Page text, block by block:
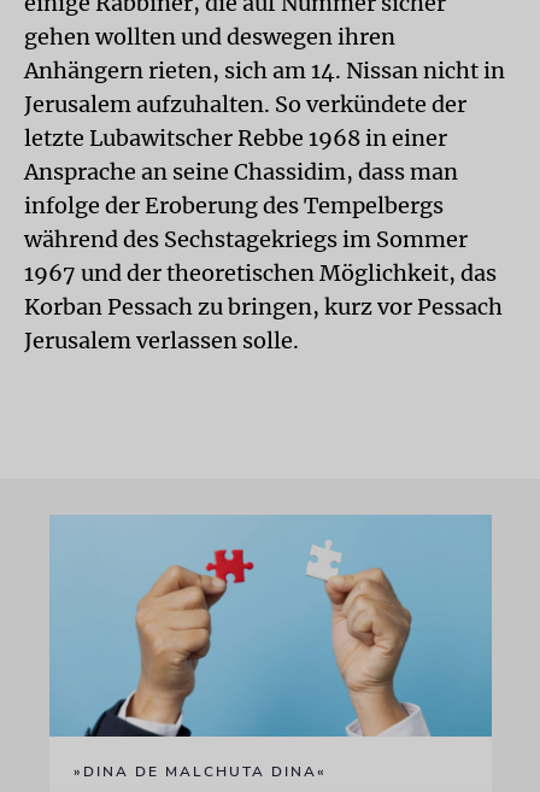
gehen wollten und deswegen ihren
Anhängern rieten, sich am 14. Nissan nicht in
Jerusalem aufzuhalten. So verkündete der
letzte Lubawitscher Rebbe 1968 in einer
Ansprache an seine Chassidim, dass man
infolge der Eroberung des Tempelbergs
während des Sechstagekriegs im Sommer
1967 und der theoretischen Möglichkeit, das
Korban Pessach zu bringen, kurz vor Pessach
Jerusalem verlassen solle.
»DINA DE MALCHUTA DINA«